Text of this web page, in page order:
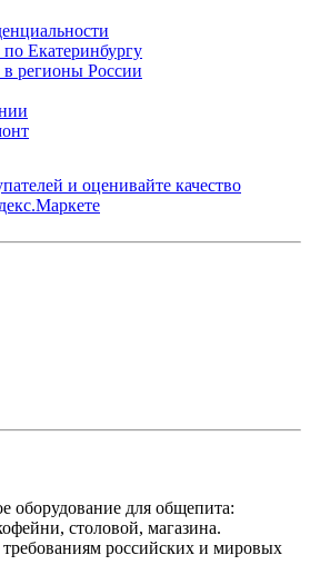
по Екатеринбургу
в регионы России
оборудование для общепита:
столовой, магазина.
требованиям российских и мировых